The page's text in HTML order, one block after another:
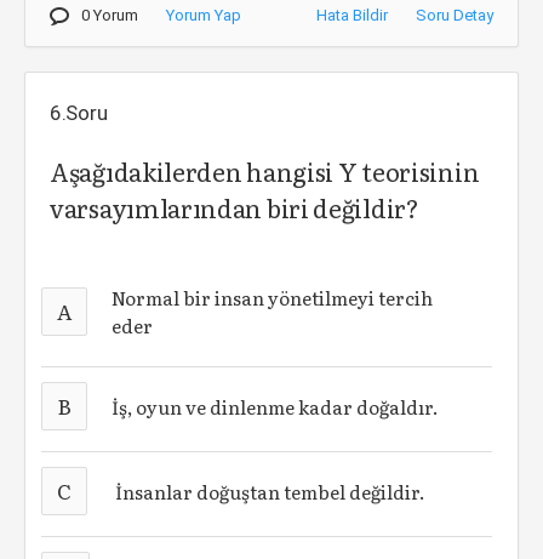
0 Yorum Yorum Yap Hata Bildir Soru Detay
6.Soru
Aşağıdakilerden hangisi Y teorisinin
varsayımlarından biri değildir?
A
Normal bir insan yönetilmeyi tercih
eder
B İş, oyun ve dinlenme kadar doğaldır.
C İnsanlar doğuştan tembel değildir.